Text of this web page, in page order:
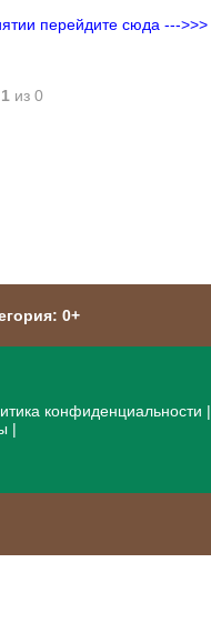
перейдите сюда --->>>
1 из 0
0+
конфиденциальности |
|